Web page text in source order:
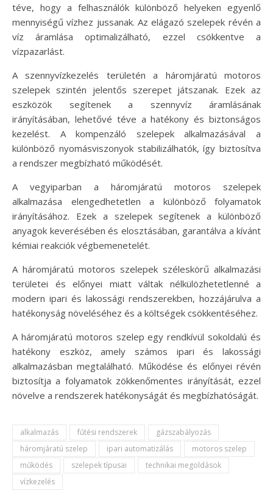
téve, hogy a felhasználók különböző helyeken egyenlő
mennyiségű vízhez jussanak. Az elágazó szelepek révén a
víz áramlása optimalizálható, ezzel csökkentve a
vízpazarlást.
A szennyvízkezelés területén a háromjáratú motoros
szelepek szintén jelentős szerepet játszanak. Ezek az
eszközök segítenek a szennyvíz áramlásának
irányításában, lehetővé téve a hatékony és biztonságos
kezelést. A kompenzáló szelepek alkalmazásával a
különböző nyomásviszonyok stabilizálhatók, így biztosítva
a rendszer megbízható működését.
A vegyiparban a háromjáratú motoros szelepek
alkalmazása elengedhetetlen a különböző folyamatok
irányításához. Ezek a szelepek segítenek a különböző
anyagok keverésében és elosztásában, garantálva a kívánt
kémiai reakciók végbemenetelét.
A háromjáratú motoros szelepek széleskörű alkalmazási
területei és előnyei miatt váltak nélkülözhetetlenné a
modern ipari és lakossági rendszerekben, hozzájárulva a
hatékonyság növeléséhez és a költségek csökkentéséhez.
A háromjáratú motoros szelep egy rendkívül sokoldalú és
hatékony eszköz, amely számos ipari és lakossági
alkalmazásban megtalálható. Működése és előnyei révén
biztosítja a folyamatok zökkenőmentes irányítását, ezzel
növelve a rendszerek hatékonyságát és megbízhatóságát.
alkalmazás fűtési rendszerek
gázszabályozás
háromjáratú szelep
ipari automatizálás
motoros szelep
működés
szelepek típusai
technikai megoldások
vízkezelés